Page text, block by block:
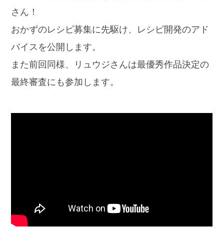
さん！
おかずのレシピ募集に先駆け、レシピ開発のアド
バイスを公開します。
また前回同様、リュウジさんは最優秀作品決定の
最終審査にも参加します。